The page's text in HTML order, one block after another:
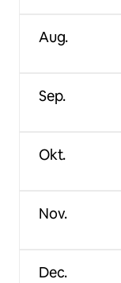
Aug.
Sep.
Okt.
Nov.
Dec.